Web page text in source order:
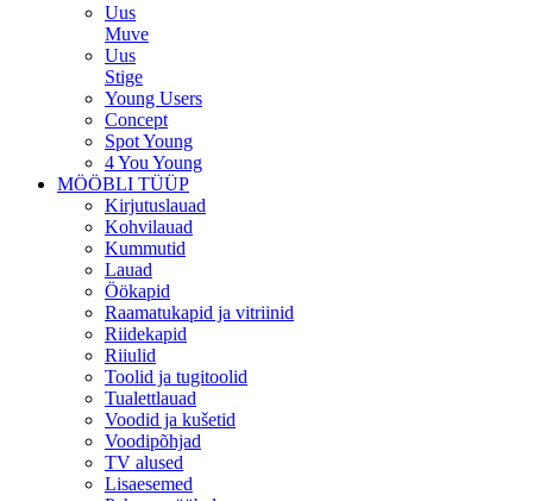
Uus
Muve
Uus
Stige
Young Users
Concept
Spot Young
4 You Young
MÖÖBLI TÜÜP
Kirjutuslauad
Kohvilauad
Kummutid
Lauad
Öökapid
Raamatukapid ja vitriinid
Riidekapid
Riiulid
Toolid ja tugitoolid
Tualettlauad
Voodid ja kušetid
Voodipõhjad
TV alused
Lisaesemed